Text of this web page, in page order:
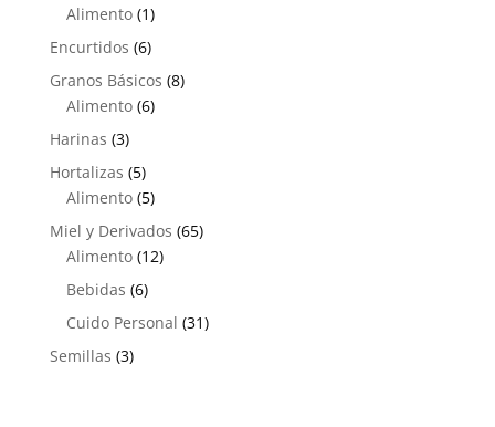
producto
Alimento 11
producto
Encurtidos 66
productos
Granos Básicos 88
Alimento 66
Harinas 33
productos
Hortalizas 55
productos
Alimento 55
productos
Miel y Derivados 6565
Alimento 1212
Bebidas 66
productos
Cuido Personal 3131
Semillas 33